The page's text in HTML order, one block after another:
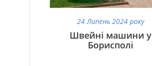
24 Липень 2024 року
Швейні машини у
Борисполі